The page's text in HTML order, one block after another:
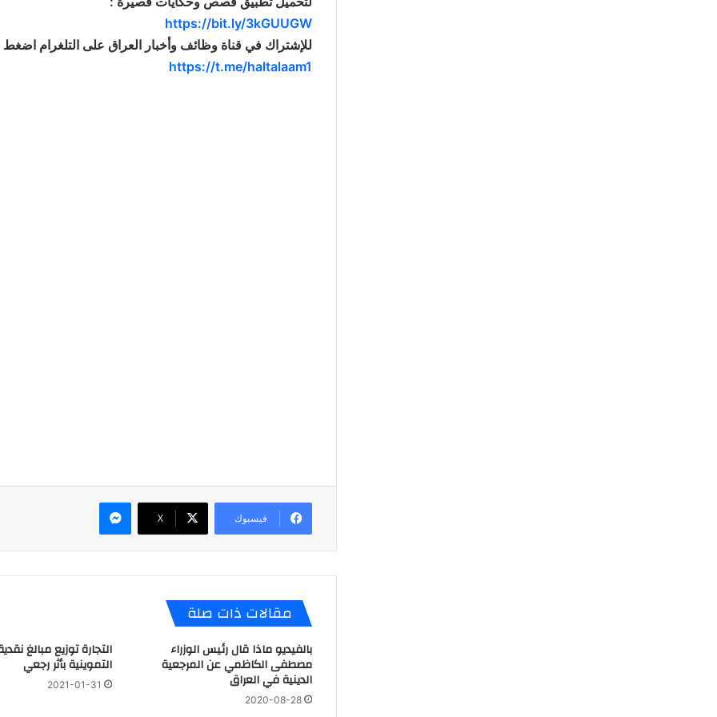
https://bit.ly/3kGUUGW
للإشتراك في قناة وظائف وأخبار العراق على التلغرام اضغط
https://t.me/haltalaam1
فيسبوك X
ماسنجر
مقالات ذات صلة
بالفيديو ماذا قال رئيس الوزراء
مصطفى الكاظمي عن المرجعية
الدينية في العراق
2020-08-28
التجارة توزيع مبالغ
التموينية بأثر رجعي
2021-01-31